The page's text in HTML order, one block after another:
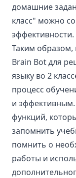
домашние
класс" можно
эффективности.
Таким образом,
Brain Bot для
языку во 2
процесс
и эффективным.
функций,
запомнить
помнить о
работы и